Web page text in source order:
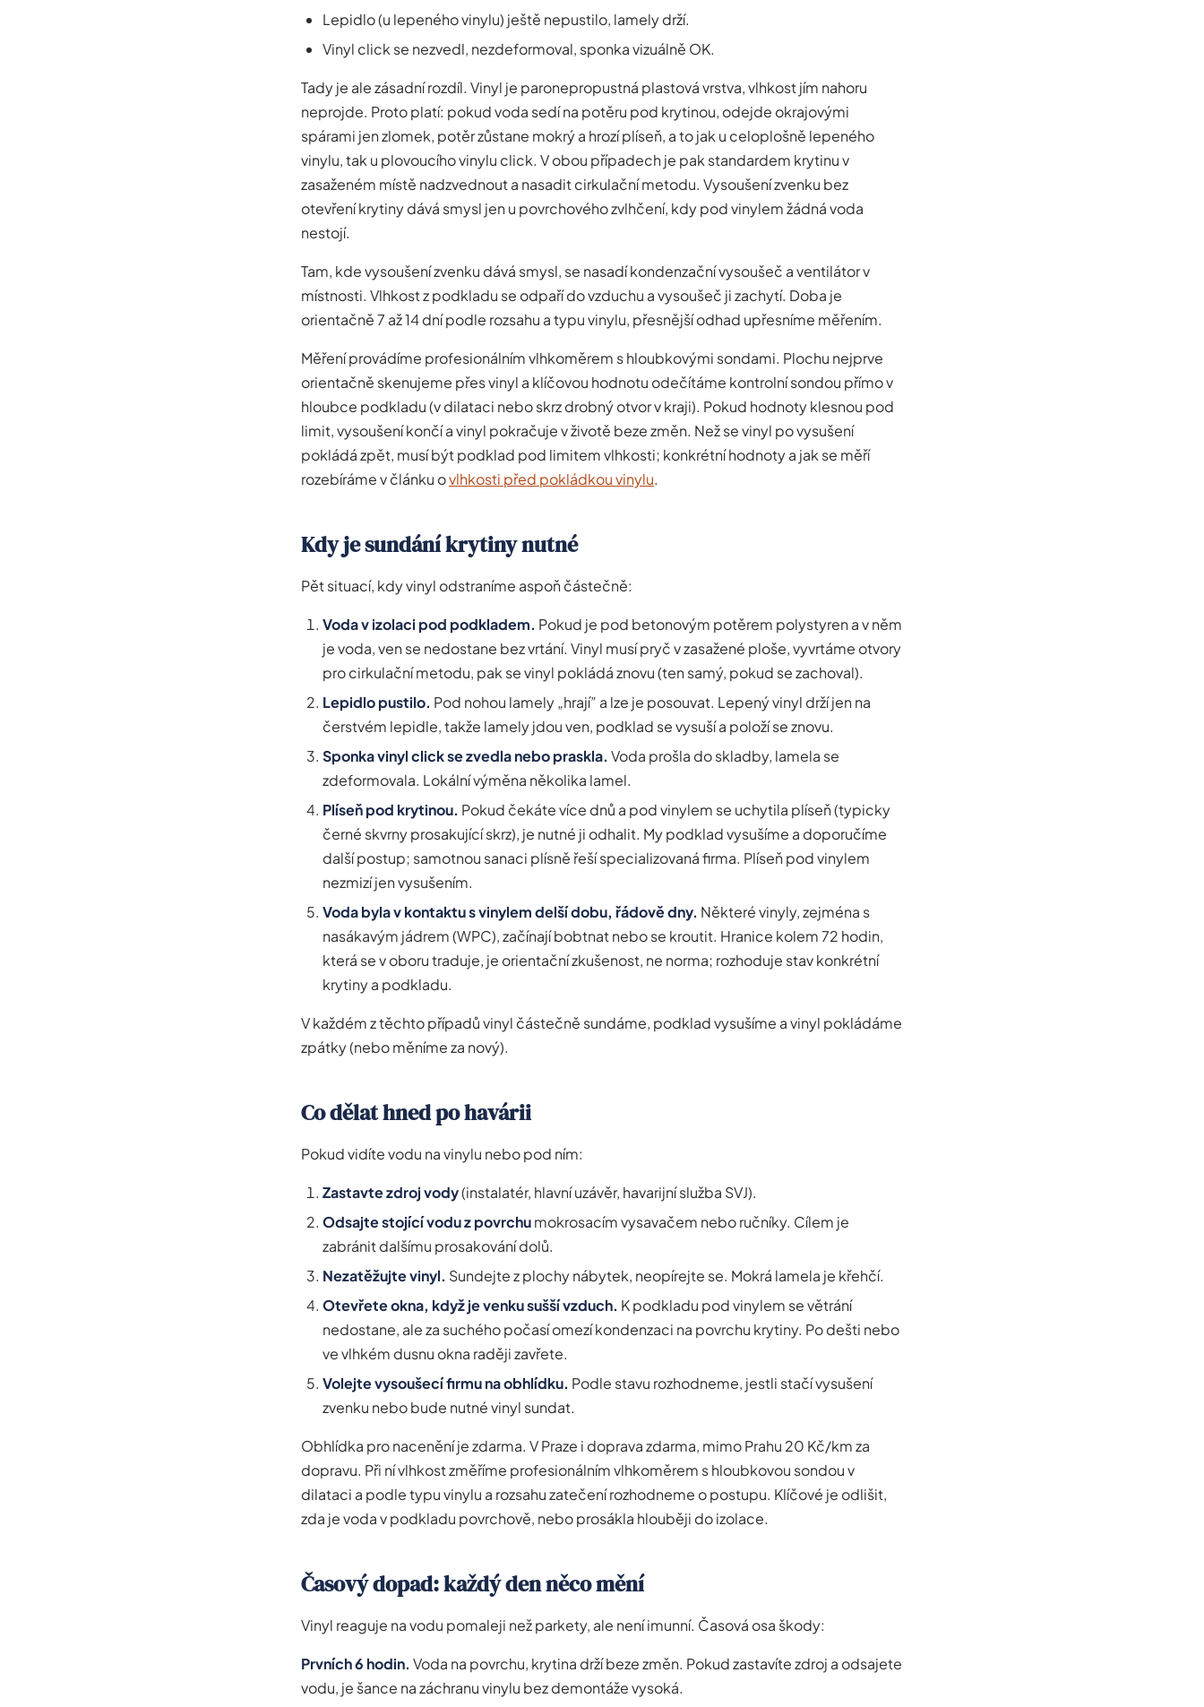
Lepidlo (u lepeného vinylu) ještě nepustilo, lamely drží.
Vinyl click se nezvedl, nezdeformoval, sponka vizuálně OK.
Tady je ale zásadní rozdíl. Vinyl je paronepropustná plastová vrstva, vlhkost jím nahoru
neprojde. Proto platí: pokud voda sedí na potěru pod krytinou, odejde okrajovými
spárami jen zlomek, potěr zůstane mokrý a hrozí plíseň, a to jak u celoplošně lepeného
vinylu, tak u plovoucího vinylu click. V obou případech je pak standardem krytinu v
zasaženém místě nadzvednout a nasadit cirkulační metodu. Vysoušení zvenku bez
otevření krytiny dává smysl jen u povrchového zvlhčení, kdy pod vinylem žádná voda
nestojí.
Tam, kde vysoušení zvenku dává smysl, se nasadí kondenzační vysoušeč a ventilátor v
místnosti. Vlhkost z podkladu se odpaří do vzduchu a vysoušeč ji zachytí. Doba je
orientačně 7 až 14 dní podle rozsahu a typu vinylu, přesnější odhad upřesníme měřením.
Měření provádíme profesionálním vlhkoměrem s hloubkovými sondami. Plochu nejprve
orientačně skenujeme přes vinyl a klíčovou hodnotu odečítáme kontrolní sondou přímo v
hloubce podkladu (v dilataci nebo skrz drobný otvor v kraji). Pokud hodnoty klesnou pod
limit, vysoušení končí a vinyl pokračuje v životě beze změn. Než se vinyl po vysušení
pokládá zpět, musí být podklad pod limitem vlhkosti; konkrétní hodnoty a jak se měří
rozebíráme v článku ovlhkosti před pokládkou vinylu.
Kdy je sundání krytiny nutné
Pět situací, kdy vinyl odstraníme aspoň částečně:
Voda v izolaci pod podkladem. Pokud je pod betonovým potěrem polystyren a v něm
je voda, ven se nedostane bez vrtání. Vinyl musí pryč v zasažené ploše, vyvrtáme otvory
pro cirkulační metodu, pak se vinyl pokládá znovu (ten samý, pokud se zachoval).
Lepidlo pustilo. Pod nohou lamely „hrají” a lze je posouvat. Lepený vinyl drží jen na
čerstvém lepidle, takže lamely jdou ven, podklad se vysuší a položí se znovu.
Sponka vinyl click se zvedla nebo praskla. Voda prošla do skladby, lamela se
zdeformovala. Lokální výměna několika lamel.
Plíseň pod krytinou. Pokud čekáte více dnů a pod vinylem se uchytila plíseň (typicky
černé skvrny prosakující skrz), je nutné ji odhalit. My podklad vysušíme a doporučíme
další postup; samotnou sanaci plísně řeší specializovaná firma. Plíseň pod vinylem
nezmizí jen vysušením.
Voda byla v kontaktu s vinylem delší dobu, řádově dny. Některé vinyly, zejména s
nasákavým jádrem (WPC), začínají bobtnat nebo se kroutit. Hranice kolem 72 hodin,
která se v oboru traduje, je orientační zkušenost, ne norma; rozhoduje stav konkrétní
krytiny a podkladu.
V každém z těchto případů vinyl částečně sundáme, podklad vysušíme a vinyl pokládáme
zpátky (nebo měníme za nový).
Co dělat hned po havárii
Pokud vidíte vodu na vinylu nebo pod ním:
Zastavte zdroj vody(instalatér, hlavní uzávěr, havarijní služba SVJ).
Odsajte stojící vodu z povrchumokrosacím vysavačem nebo ručníky. Cílem je
zabránit dalšímu prosakování dolů.
Nezatěžujte vinyl. Sundejte z plochy nábytek, neopírejte se. Mokrá lamela je křehčí.
Otevřete okna, když je venku sušší vzduch. K podkladu pod vinylem se větrání
nedostane, ale za suchého počasí omezí kondenzaci na povrchu krytiny. Po dešti nebo
ve vlhkém dusnu okna raději zavřete.
Volejte vysoušecí firmu na obhlídku. Podle stavu rozhodneme, jestli stačí vysušení
zvenku nebo bude nutné vinyl sundat.
Obhlídka pro nacenění je zdarma. V Praze i doprava zdarma, mimo Prahu 20 Kč/km za
dopravu. Při ní vlhkost změříme profesionálním vlhkoměrem s hloubkovou sondou v
dilataci a podle typu vinylu a rozsahu zatečení rozhodneme o postupu. Klíčové je odlišit,
zda je voda v podkladu povrchově, nebo prosákla hlouběji do izolace.
Časový dopad: každý den něco mění
Vinyl reaguje na vodu pomaleji než parkety, ale není imunní. Časová osa škody:
Prvních 6 hodin. Voda na povrchu, krytina drží beze změn. Pokud zastavíte zdroj a odsajete
vodu, je šance na záchranu vinylu bez demontáže vysoká.